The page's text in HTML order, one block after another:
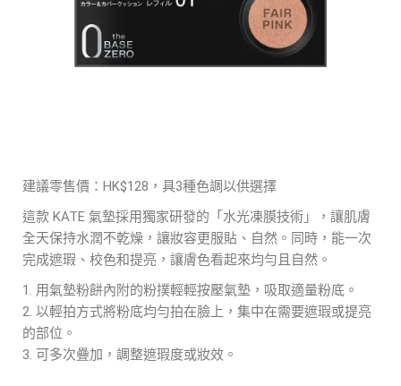
建議零售價：HK$128，具3種色調以供選擇
這款 KATE 氣墊採用獨家研發的「水光凍膜技術」，讓肌膚
全天保持水潤不乾燥，讓妝容更服貼、自然。同時，能一次
完成遮瑕、校色和提亮，讓膚色看起來均勻且自然。
用氣墊粉餅內附的粉撲輕輕按壓氣墊，吸取適量粉底。
以輕拍方式將粉底均勻拍在臉上，集中在需要遮瑕或提亮
的部位。
可多次疊加，調整遮瑕度或妝效。